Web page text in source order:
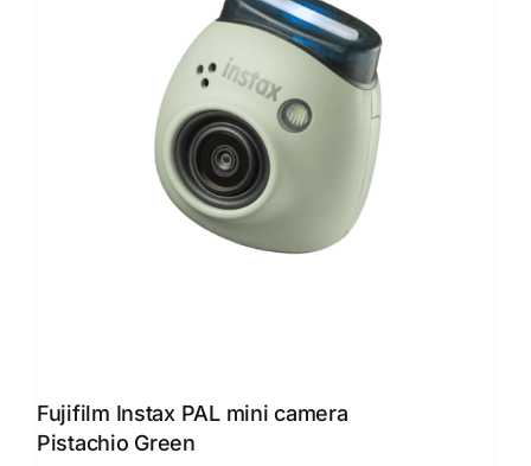
Fujifilm Instax PAL mini camera
Pistachio Green